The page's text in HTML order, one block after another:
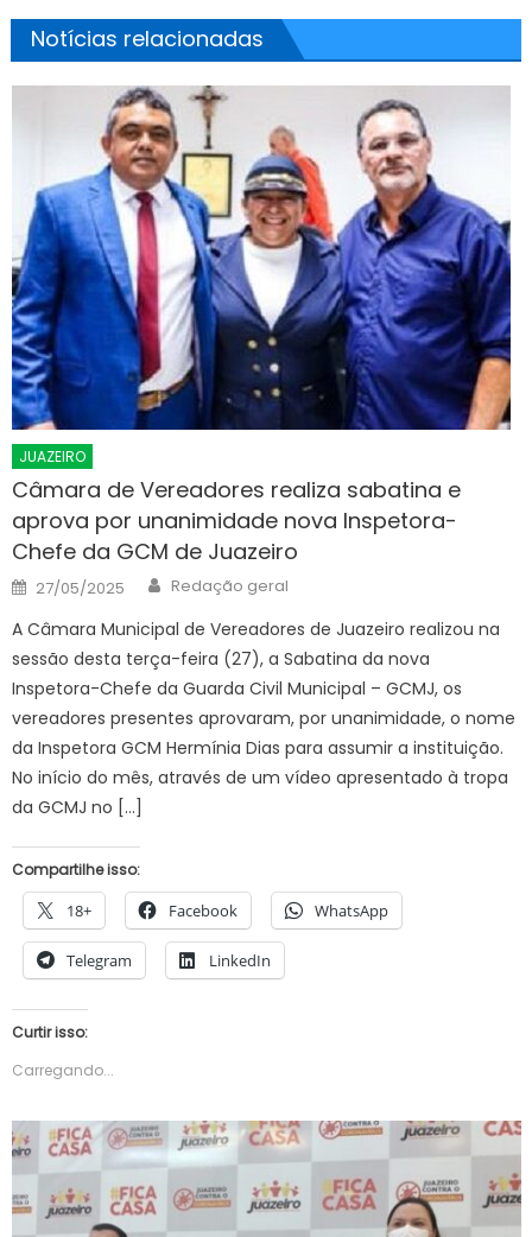
Notícias relacionadas
JUAZEIRO
Câmara de Vereadores realiza sabatina e
aprova por unanimidade nova Inspetora-
Chefe da GCM de Juazeiro
Posted
on
27/05/2025 Author
Redação geral
A Câmara Municipal de Vereadores de Juazeiro realizou na
sessão desta terça-feira (27), a Sabatina da nova
Inspetora-Chefe da Guarda Civil Municipal – GCMJ, os
vereadores presentes aprovaram, por unanimidade, o nome
da Inspetora GCM Hermínia Dias para assumir a instituição.
No início do mês, através de um vídeo apresentado à tropa
da GCMJ no […]
Compartilhe isso:
18+ Facebook WhatsApp
Telegram LinkedIn
Curtir isso:
Carregando...